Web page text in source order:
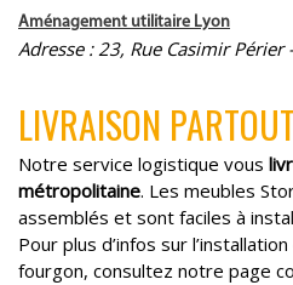
Aménagement utilitaire Lyon
Adresse : 23, Rue Casimir Périer
LIVRAISON
Notre service logistique vous
métropolitaine. Les meubles
assemblés et sont faciles à
Pour plus d’infos sur
fourgon, consultez notre page